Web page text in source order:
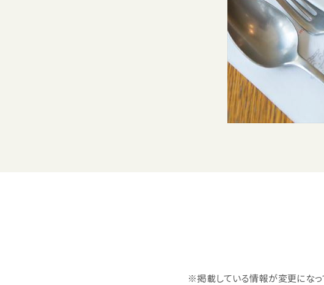
※掲載している情報が変更になっ